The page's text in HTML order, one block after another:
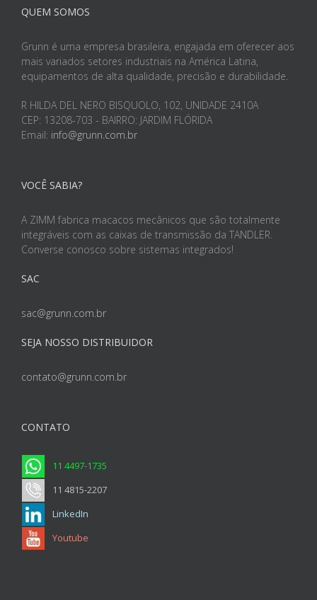
QUEM SOMOS
Grunn é uma empresa brasileira, engajada em oferecer aos
mais variados setores industriais na América Latina,
equipamentos de alta qualidade, precisão e durabilidade.
R HILDA DEL NERO BISQUOLO, 102, UNIDADE 2410A
CEP: 13208-703 - BAIRRO: JARDIM FLÓRIDA
Email: info@grunn.com.br
VOCÊ SABIA?
A ZIMM fabrica macacos mecânicos que são totalmente
integráveis com as caixas de transmissão da TANDLER.
Converse conosco sobre sistemas integrados!
SAC
sac@grunn.com.br
SEJA NOSSO DISTRIBUIDOR
contato@grunn.com.br
CONTATO
11 4497-1735
11 4815-2207
LinkedIn
Youtube